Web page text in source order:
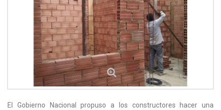
El Gobierno Nacional propuso a los constructores hacer una